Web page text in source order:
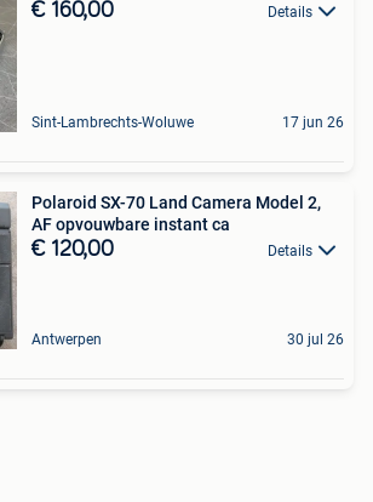
€ 160,00 Details
Sint-Lambrechts-Woluwe 17 jun 26
Polaroid SX-70 Land Camera Model 2,
AF opvouwbare instant ca
€ 120,00 Details
Antwerpen 30 jul 26